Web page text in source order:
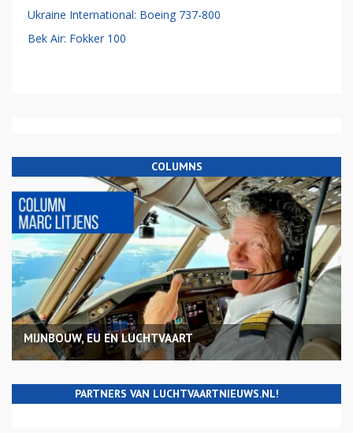
Ukraine International: Boeing 737-800
Bek Air: Fokker 100
COLUMNS
MIJNBOUW, EU EN LUCHTVAART
PARTNERS VAN LUCHTVAARTNIEUWS.NL!